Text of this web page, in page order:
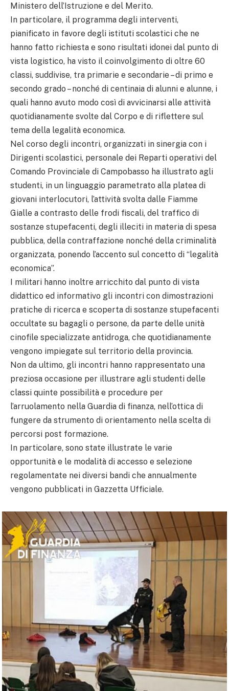
Ministero dell’Istruzione e del Merito.
In particolare, il programma degli interventi,
pianificato in favore degli istituti scolastici che ne
hanno fatto richiesta e sono risultati idonei dal punto di
vista logistico, ha visto il coinvolgimento di oltre 60
classi, suddivise, tra primarie e secondarie – di primo e
secondo grado – nonché di centinaia di alunni e alunne, i
quali hanno avuto modo così di avvicinarsi alle attività
quotidianamente svolte dal Corpo e di riflettere sul
tema della legalità economica.
Nel corso degli incontri, organizzati in sinergia con i
Dirigenti scolastici, personale dei Reparti operativi del
Comando Provinciale di Campobasso ha illustrato agli
studenti, in un linguaggio parametrato alla platea di
giovani interlocutori, l’attività svolta dalle Fiamme
Gialle a contrasto delle frodi fiscali, del traffico di
sostanze stupefacenti, degli illeciti in materia di spesa
pubblica, della contraffazione nonché della criminalità
organizzata, ponendo l’accento sul concetto di “legalità
economica”.
I militari hanno inoltre arricchito dal punto di vista
didattico ed informativo gli incontri con dimostrazioni
pratiche di ricerca e scoperta di sostanze stupefacenti
occultate su bagagli o persone, da parte delle unità
cinofile specializzate antidroga, che quotidianamente
vengono impiegate sul territorio della provincia.
Non da ultimo, gli incontri hanno rappresentato una
preziosa occasione per illustrare agli studenti delle
classi quinte possibilità e procedure per
l’arruolamento nella Guardia di finanza, nell’ottica di
fungere da strumento di orientamento nella scelta di
percorsi post formazione.
In particolare, sono state illustrate le varie
opportunità e le modalità di accesso e selezione
regolamentate nei diversi bandi che annualmente
vengono pubblicati in Gazzetta Ufficiale.